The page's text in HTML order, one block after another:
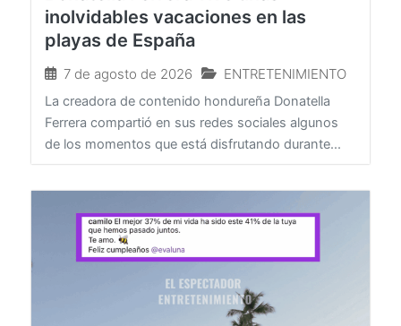
Donatella Ferrera vive unas
inolvidables vacaciones en las
7 de agosto de 2026 ENTRETENIMIENTO
La creadora de contenido hondureña Donatella
Ferrera compartió en sus redes sociales algunos
de los momentos que está disfrutando durante...